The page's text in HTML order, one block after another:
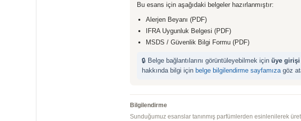
Bu esans için aşağıdaki belgeler hazırlanmıştır:
Alerjen Beyanı (PDF)
IFRA Uygunluk Belgesi (PDF)
MSDS / Güvenlik Bilgi Formu (PDF)
🔒 Belge bağlantılarını görüntüleyebilmek için üye girişi
hakkında bilgi için belge bilgilendirme sayfamıza göz
Bilgilendirme
Sunduğumuz esanslar tanınmış parfümlerden esinlenilerek